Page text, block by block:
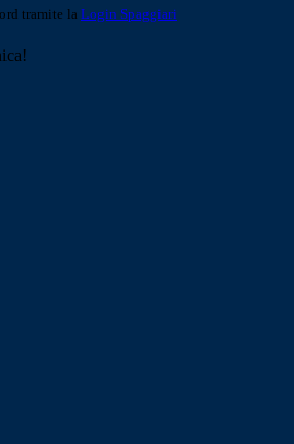
tramite la Login Spaggiari